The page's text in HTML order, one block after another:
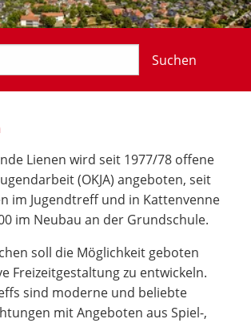
Suchen
Lienen wird seit 1977/78 offene
(OKJA) angeboten, seit
im Jugendtreff und in Kattenvenne
im Neubau an der Grundschule.
soll die Möglichkeit geboten
Freizeitgestaltung zu entwickeln.
sind moderne und beliebte
mit Angeboten aus Spiel-,